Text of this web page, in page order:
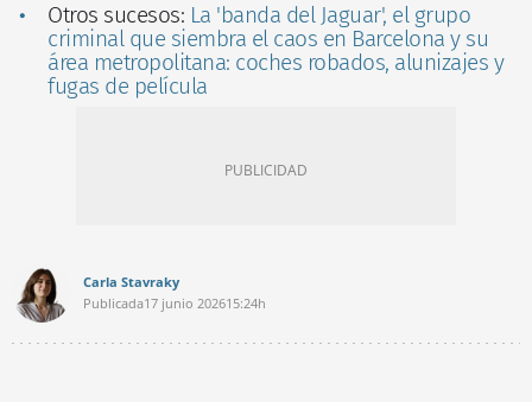
Otros sucesos: La 'banda del Jaguar', el grupo
criminal que siembra el caos en Barcelona y su
área metropolitana: coches robados, alunizajes y
fugas de película
Carla Stavraky
Publicada17 junio 202615:24h